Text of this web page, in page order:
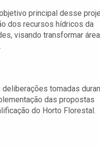
principal desse
dos recursos hídricos da
visando transformar
tomadas
das propostas
do Horto Florestal.